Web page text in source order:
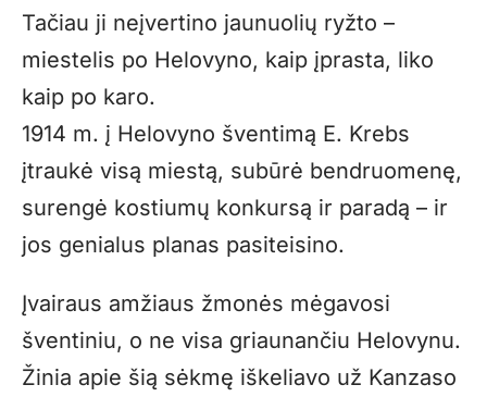
Tačiau ji neįvertino jaunuolių ryžto –
miestelis po Helovyno, kaip įprasta, liko
kaip po karo.
1914 m. į Helovyno šventimą E. Krebs
įtraukė visą miestą, subūrė bendruomenę,
surengė kostiumų konkursą ir paradą – ir
jos genialus planas pasiteisino.
Įvairaus amžiaus žmonės mėgavosi
šventiniu, o ne visa griaunančiu Helovynu.
Žinia apie šią sėkmę iškeliavo už Kanzaso